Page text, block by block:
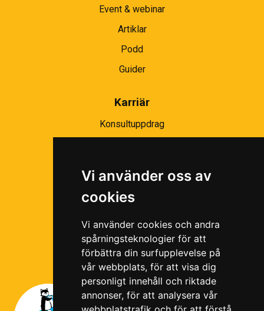
Vi använder oss av
cookies
Vi använder cookies och andra
spårningsteknologier för att
förbättra din surfupplevelse på
vår webbplats, för att visa dig
personligt innehåll och riktade
annonser, för att analysera vår
Event & webinar
Artiklar
Podd
Guider
Karriär
Konsultuppdrag
Ramavtal